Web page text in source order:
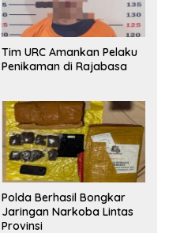
Tim URC Amankan Pelaku
Penikaman di Rajabasa
Polda Berhasil Bongkar
Jaringan Narkoba Lintas
Provinsi